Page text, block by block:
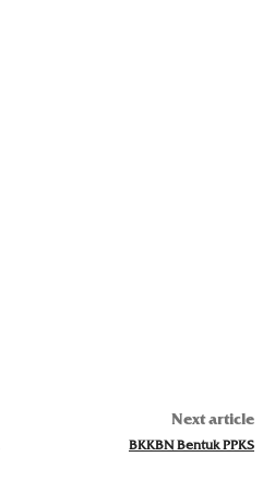
Next article
BKKBN Bentuk PPKS